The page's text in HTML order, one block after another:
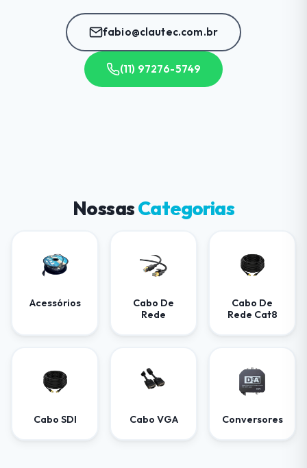
fabio@clautec.com.br
(11) 97276-5749
NossasCategorias
Acessórios
Cabo De
Rede
Cabo De
Rede Cat8
Cabo SDI Cabo VGA Conversores